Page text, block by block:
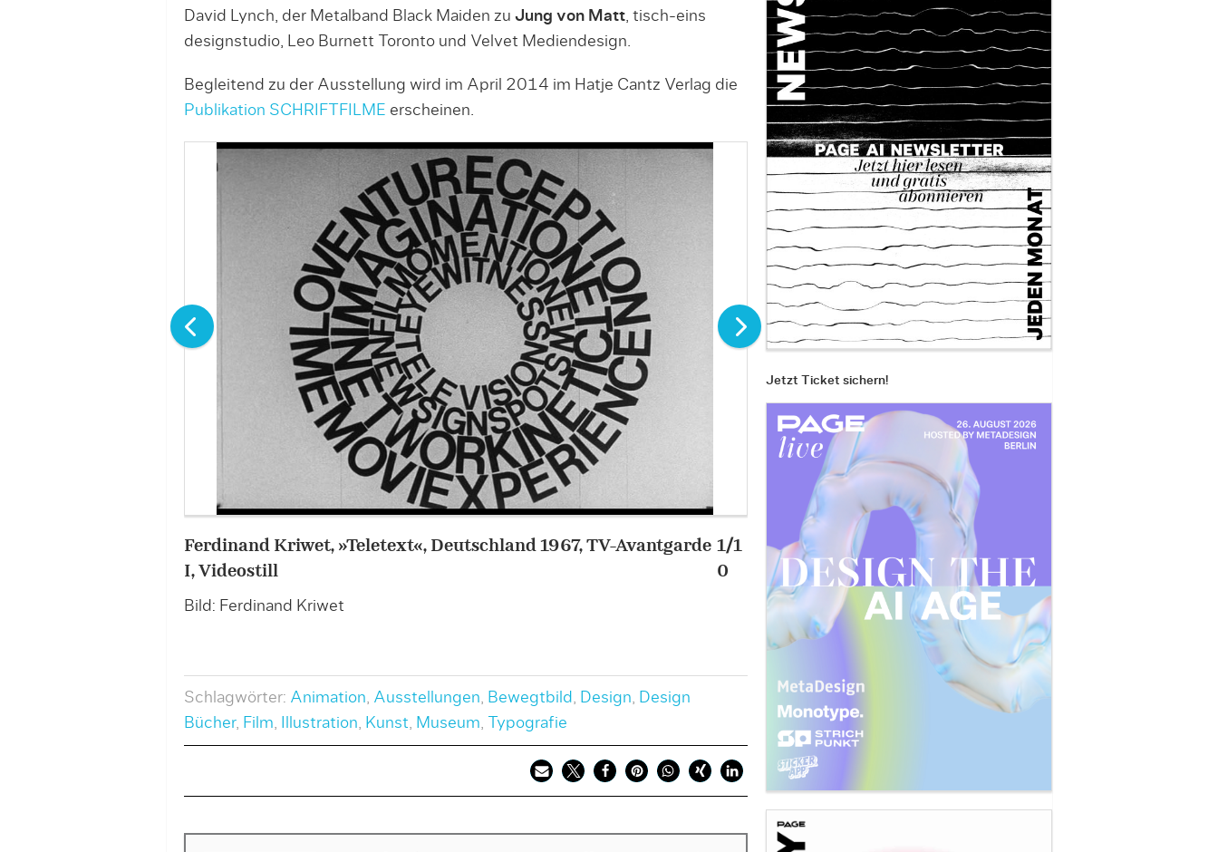
David Lynch, der Metalband Black Maiden zu Jung von Matt, tisch-eins
designstudio, Leo Burnett Toronto und Velvet Mediendesign.
Begleitend zu der Ausstellung wird im April 2014 im Hatje Cantz Verlag die
Publikation SCHRIFTFILME erscheinen.
Ferdinand Kriwet, »Teletext«, Deutschland 1967, TV-Avantgarde
I, Videostill
Bild: Ferdinand Kriwet
1/1
0
Mark Boswell, »The End of Copenhagen«, USA 2004,
Videokunst, Videostill
Bild: Mark Boswell
Schlagwörter: Animation, Ausstellungen, Bewegtbild, Design, Design
Bücher, Film, Illustration, Kunst, Museum, Typografie
Jetzt Ticket sichern!